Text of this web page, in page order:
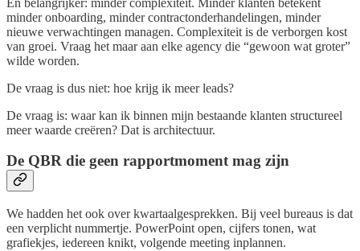
minder onboarding, minder contractonderhandelingen, minder
nieuwe verwachtingen managen. Complexiteit is de verborgen kost
van groei. Vraag het maar aan elke agency die “gewoon wat groter”
wilde worden.
De vraag is dus niet: hoe krijg ik meer leads?
De vraag is: waar kan ik binnen mijn bestaande klanten structureel
meer waarde creëren? Dat is architectuur.
De QBR die geen rapportmoment mag zijn
We hadden het ook over kwartaalgesprekken. Bij veel bureaus is dat
een verplicht nummertje. PowerPoint open, cijfers tonen, wat
grafiekjes, iedereen knikt, volgende meeting inplannen.